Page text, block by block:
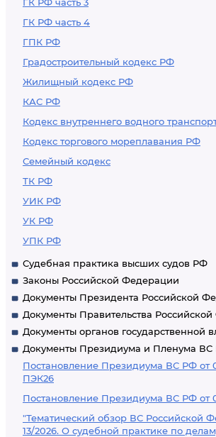
ГК РФ часть 4
ГПК РФ
Градостроительный кодекс РФ
Жилищный кодекс РФ
КАС РФ
Кодекс внутреннего водного
Кодекс торгового мореплавания РФ
Семейный кодекс
ТК РФ
УИК РФ
УК РФ
УПК РФ
Судебная практика высших судов РФ
Законы Российской Федерации
Документы Президента Российской
Документы Правительства
Документы органов государственной
Документы Президиума и Пленума
Постановление Президиума ВС РФ от
ПЭК26
Постановление Президиума ВС РФ от
"Тематический обзор ВС Российской
13/2026. О судебной практике по